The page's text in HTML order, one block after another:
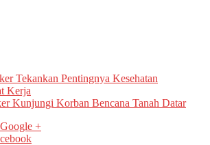
Tekankan Pentingnya Kesehatan
Kerja
Kunjungi Korban Bencana Tanah Datar
Google +